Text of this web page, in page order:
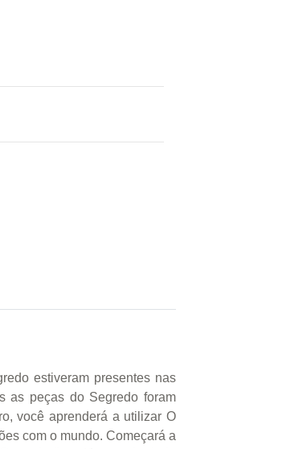
estiveram presentes nas
as peças do Segredo foram
você aprenderá a utilizar O
com o mundo. Começará a